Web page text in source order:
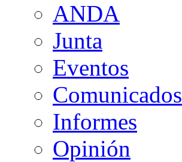
ANDA
Junta
Eventos
Comunicados
Informes
Opinión